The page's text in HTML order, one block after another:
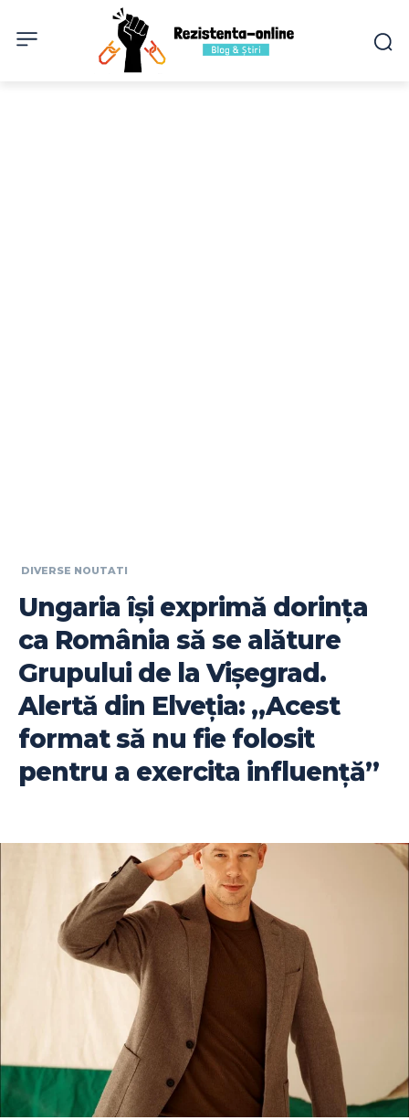
DIVERSE NOUTATI
Ungaria își exprimă dorința
ca România să se alăture
Grupului de la Vișegrad.
Alertă din Elveția: „Acest
format să nu fie folosit
pentru a exercita influență”